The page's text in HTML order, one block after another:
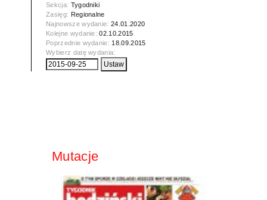
Sekcja: Tygodniki
Zasięg: Regionalne
Najnowsze wydanie:24.01.2020
Kolejne wydanie:02.10.2015
Poprzednie wydanie:18.09.2015
Wybierz datę wydania:
Mutacje